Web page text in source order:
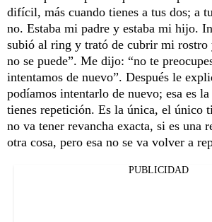
difícil, más cuando tienes a tus dos; a
no. Estaba mi padre y estaba mi hijo.
subió al ring y trató de cubrir mi
no se puede”. Me dijo: “no te
intentamos de nuevo”. Después le
podíamos intentarlo de nuevo; esa es
tienes repetición. Es la única, el único
no va tener revancha exacta, si es una
otra cosa, pero esa no se va volver a
PUBLICIDAD